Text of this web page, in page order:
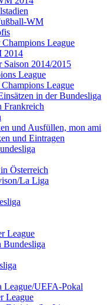
WM
League
2014
Saison 2014/2015
League
League
in der Bundesliga
Frankreich
und Ausfüllen, mon ami
und Eintragen
Österreich
La Liga
League
Bundesliga
League/UEFA-Pokal
League